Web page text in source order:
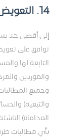
14. التعويض
إلى أقصى حد
التابعة لها
والموردين
وجميع
والتبعية)
المحاماة)
بأي مطالبات